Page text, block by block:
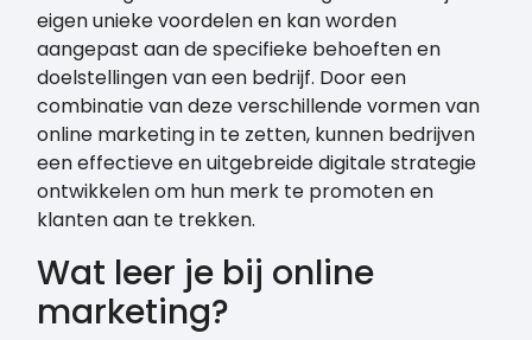
eigen unieke voordelen en kan worden
aangepast aan de specifieke behoeften en
doelstellingen van een bedrijf. Door een
combinatie van deze verschillende vormen van
online marketing in te zetten, kunnen bedrijven
een effectieve en uitgebreide digitale strategie
ontwikkelen om hun merk te promoten en
klanten aan te trekken.
Wat leer je bij online
marketing?